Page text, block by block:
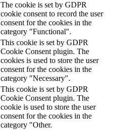
The cookie is set by GDPR
cookie consent to record the user
consent for the cookies in the
category "Functional".
This cookie is set by GDPR
Cookie Consent plugin. The
cookies is used to store the user
consent for the cookies in the
category "Necessary".
This cookie is set by GDPR
Cookie Consent plugin. The
cookie is used to store the user
consent for the cookies in the
category "Other.